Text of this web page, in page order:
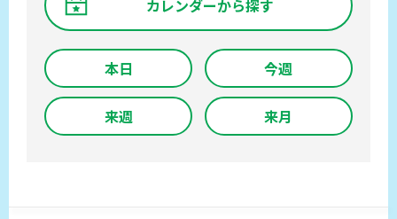
カレンダーから探す
本日 今週
来週 来月